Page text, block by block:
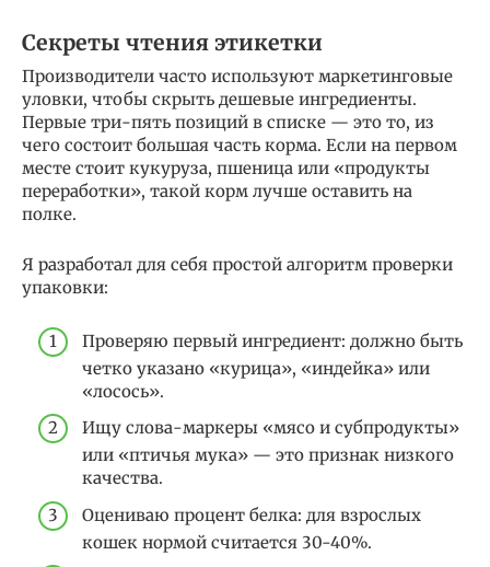
Секреты чтения этикетки
Производители часто используют маркетинговые
уловки, чтобы скрыть дешевые ингредиенты.
Первые три-пять позиций в списке — это то, из
чего состоит большая часть корма. Если на первом
месте стоит кукуруза, пшеница или «продукты
переработки», такой корм лучше оставить на
полке.
Я разработал для себя простой алгоритм проверки
упаковки:
Проверяю первый ингредиент: должно быть
четко указано «курица», «индейка» или
«лосось».
Ищу слова-маркеры «мясо и субпродукты»
или «птичья мука» — это признак низкого
качества.
Оцениваю процент белка: для взрослых
кошек нормой считается 30-40%.